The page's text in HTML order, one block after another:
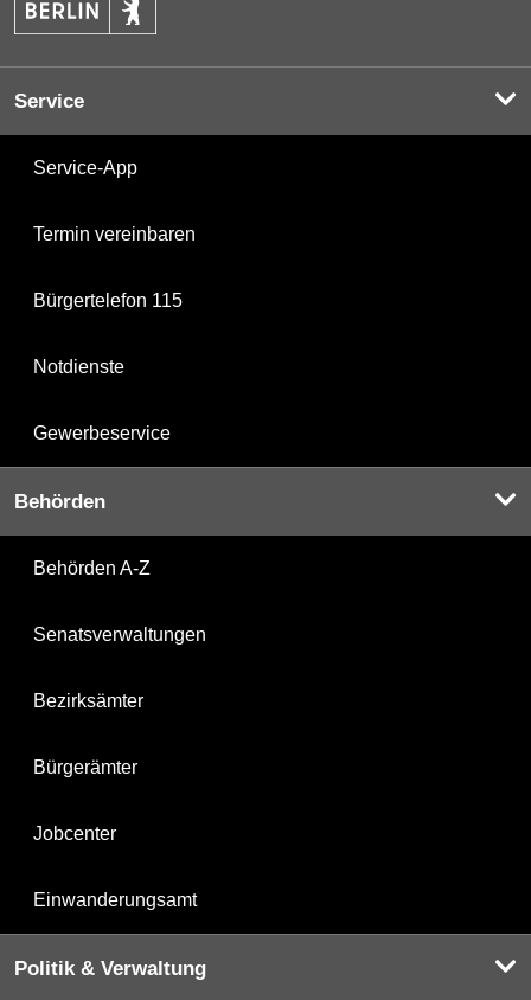
Service
Service-App
Termin vereinbaren
Bürgertelefon 115
Notdienste
Gewerbeservice
Behörden
Behörden A-Z
Senatsverwaltungen
Bezirksämter
Bürgerämter
Jobcenter
Einwanderungsamt
Politik & Verwaltung